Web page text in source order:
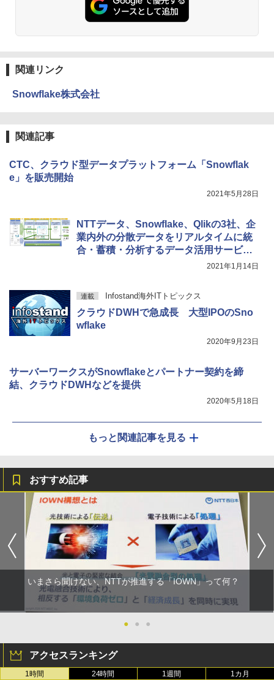
関連リンク
Snowflake株式会社
関連記事
CTC、クラウド型データプラットフォーム「Snowflak
e」を販売開始
2021年5月28日
NTTデータ、Snowflake、Qlikの3社、企
業内外の分散データをリアルタイムに統
合・蓄積・分析するデータ活用サービス
2021年1月14日
連載 Infostand海外ITトピックス
クラウドDWHで急成長 大型IPOのSno
wflake
2020年9月23日
サーバーワークスがSnowflakeとパートナー契約を締
結、クラウドDWHなどを提供
2020年5月18日
もっと関連記事を見る
おすすめ記事
いまさら聞けない、NTTが推進する「IOWN」って何？
● ● ●
アクセスランキング
1時間 24時間 1週間 1カ月